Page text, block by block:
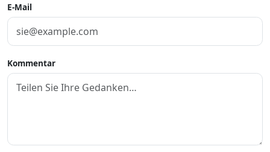
E-Mail
Kommentar